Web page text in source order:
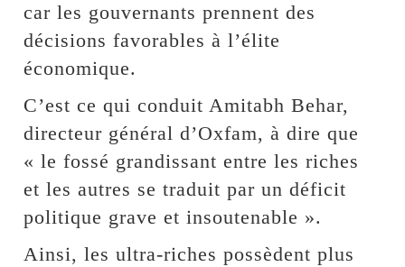
car les gouvernants prennent des
décisions favorables à l’élite
économique.
C’est ce qui conduit Amitabh Behar,
directeur général d’Oxfam, à dire que
« le fossé grandissant entre les riches
et les autres se traduit par un déficit
politique grave et insoutenable ».
Ainsi, les ultra-riches possèdent plus